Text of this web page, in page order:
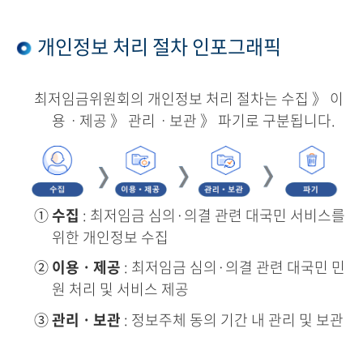
개인정보 처리 절차 인포그래픽
최저임금위원회의 개인정보 처리 절차는 수집 》 이
용ㆍ제공 》 관리ㆍ보관 》 파기로 구분됩니다.
①수집 : 최저임금 심의·의결 관련 대국민 서비스를
위한 개인정보 수집
② 이용ㆍ제공 : 최저임금 심의·의결 관련 대국민 민
원 처리 및 서비스 제공
③관리ㆍ보관 : 정보주체 동의 기간 내 관리 및 보관